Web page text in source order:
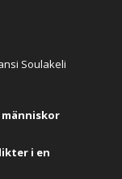
människor
i en